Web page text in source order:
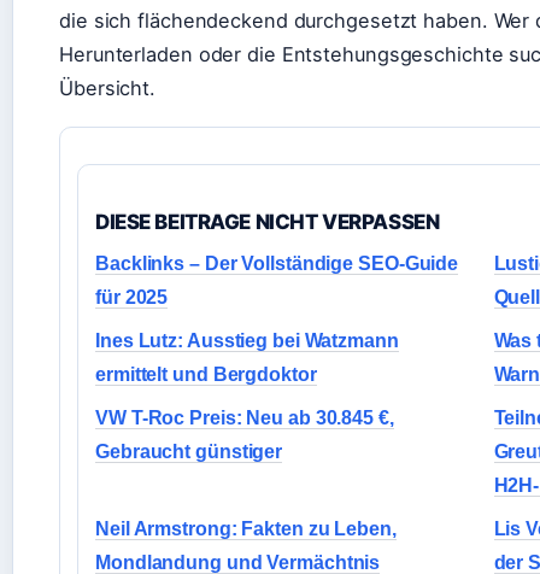
die sich flächendeckend durchgesetzt haben.
Herunterladen oder die Entstehungsgeschichte
Übersicht.
DIESE BEITRAGE NICHT VERPASSEN
Backlinks – Der Vollständige SEO-Guide
für 2025
Ines Lutz: Ausstieg bei Watzmann
ermittelt und Bergdoktor
Was
VW T-Roc Preis: Neu ab 30.845 €,
Gebraucht günstiger
Neil Armstrong: Fakten zu Leben,
Mondlandung und Vermächtnis
Lis
der